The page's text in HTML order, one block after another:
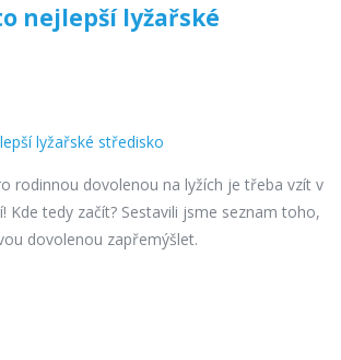
nejlepší lyžařské
rodinnou dovolenou na lyžích je třeba vzít v
Kde tedy začít? Sestavili jsme seznam toho,
dovolenou zapřemýšlet.